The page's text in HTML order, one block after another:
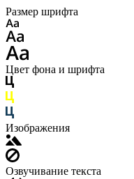
Размер шрифта
Цвет фона и шрифта
Изображения
Озвучивание текста